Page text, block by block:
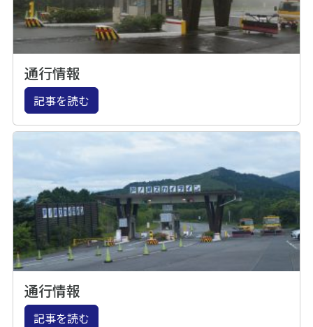
通行情報
記事を読む
通行情報
記事を読む